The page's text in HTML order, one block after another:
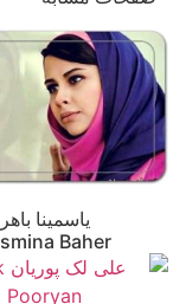
یاسمینا باهر
Baher